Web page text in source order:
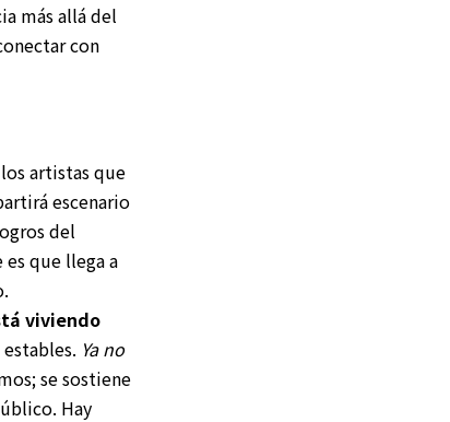
más allá del
con
artistas que
escenario
del
que llega a
viviendo
Ya no
se sostiene
Hay